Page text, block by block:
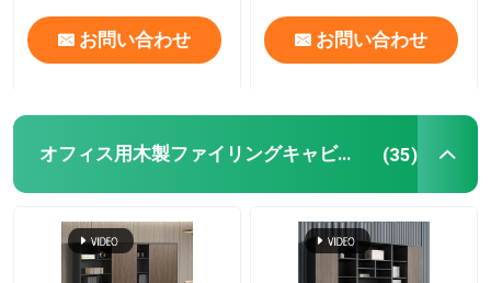
お問い合わせ お問い合わせ
オフィス用木製ファイリングキャビネット (35)